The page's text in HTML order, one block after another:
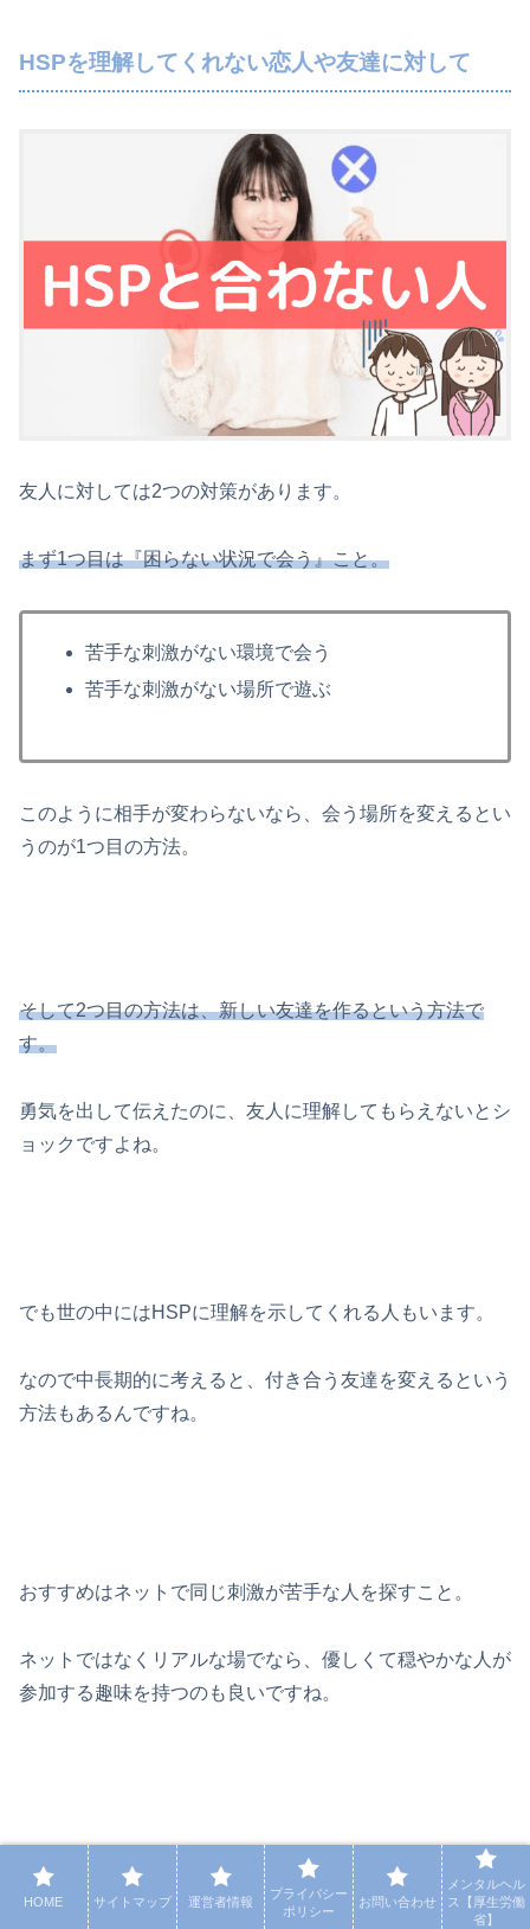
HSPを理解してくれない恋人や友達に対して
友人に対しては2つの対策があります。
まず1つ目は『困らない状況で会う』こと。
苦手な刺激がない環境で会う
苦手な刺激がない場所で遊ぶ
このように相手が変わらないなら、会う場所を変えるとい
うのが1つ目の方法。
そして2つ目の方法は、新しい友達を作るという方法で
す。
勇気を出して伝えたのに、友人に理解してもらえないとシ
ョックですよね。
でも世の中にはHSPに理解を示してくれる人もいます。
なので中長期的に考えると、付き合う友達を変えるという
方法もあるんですね。
おすすめはネットで同じ刺激が苦手な人を探すこと。
ネットではなくリアルな場でなら、優しくて穏やかな人が
参加する趣味を持つのも良いですね。
『読書会』とか『陶芸』など、繊細さんが多い場所に行け
ば気の合う人は見つけやすいです。
HOME サイトマップ 運営者情報
プライバシー
ポリシー
お問い合わせ
メンタルヘル
ス【厚生労働
省】